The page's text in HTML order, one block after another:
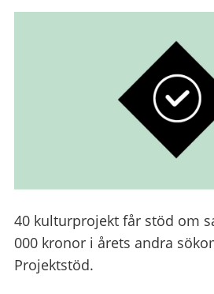
40 kulturprojekt får stöd om
000 kronor i årets andra
Projektstöd.